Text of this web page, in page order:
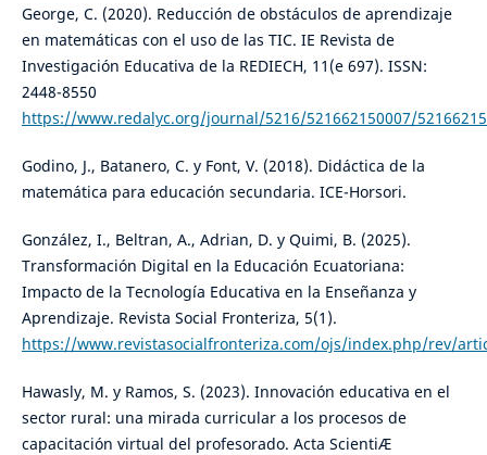
George, C. (2020). Reducción de obstáculos de aprendizaje
en matemáticas con el uso de las TIC. IE Revista de
Investigación Educativa de la REDIECH, 11(e 697). ISSN:
2448-8550
https://www.redalyc.org/journal/5216/521662150007/
Godino, J., Batanero, C. y Font, V. (2018). Didáctica de la
matemática para educación secundaria. ICE-Horsori.
González, I., Beltran, A., Adrian, D. y Quimi, B. (2025).
Transformación Digital en la Educación Ecuatoriana:
Impacto de la Tecnología Educativa en la Enseñanza y
Aprendizaje. Revista Social Fronteriza, 5(1).
https://www.revistasocialfronteriza.com/ojs/index.php/rev/
Hawasly, M. y Ramos, S. (2023). Innovación educativa en el
sector rural: una mirada curricular a los procesos de
capacitación virtual del profesorado. Acta ScientiÆ